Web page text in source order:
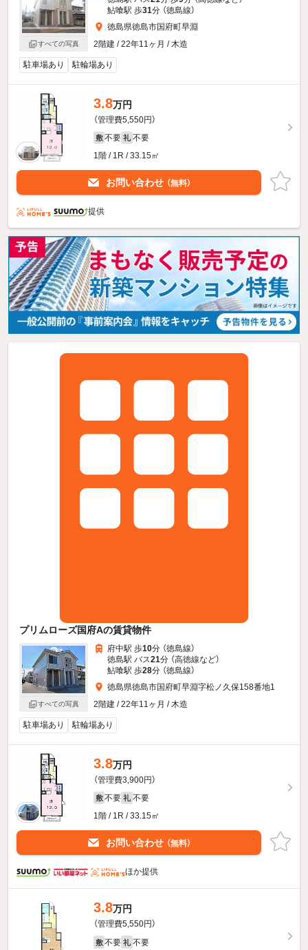
すべての写真
鮎喰駅 歩31分 （徳島線）
徳島県徳島市国府町早淵
2階建 / 22年11ヶ月 / 木造
駐車場あり 駐輪場あり
3.8万円
（管理費5,550円）
敷 不要 礼 不要
1階 / 1R / 33.15㎡
お問い合わせ （無料）
提供
プリムローズ国府Aの賃貸物件
すべての写真
府中駅 歩10分 （徳島線）
徳島駅 バス21分 （高徳線など）
鮎喰駅 歩28分 （徳島線）
徳島県徳島市国府町早淵字松ノ久保158番地1
2階建 / 22年11ヶ月 / 木造
駐車場あり 駐輪場あり
3.8万円
（管理費3,900円）
敷 不要 礼 不要
1階 / 1R / 33.15㎡
お問い合わせ （無料）
ほか提供
3.8万円
（管理費5,550円）
敷 不要 礼 不要